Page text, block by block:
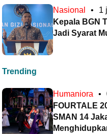
Nasional •
1
Kepala BGN
Jadi Syarat
Trending
Humaniora •
FOURTALE
SMAN 14